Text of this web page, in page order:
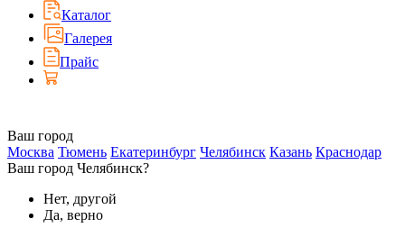
Каталог
Галерея
Прайс
Ваш город
Москва Тюмень Екатеринбург Челябинск Казань Краснодар
Ваш город Челябинск?
Нет, другой
Да, верно